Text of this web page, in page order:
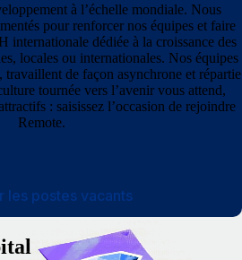
à l’échelle mondiale. Nous
pour renforcer nos équipes et faire
internationale dédiée à la croissance des
locales ou internationales. Nos équipes
de façon asynchrone et répartie
tournée vers l’avenir vous attend,
: saisissez l’occasion de rejoindre
Remote.
les postes vacants